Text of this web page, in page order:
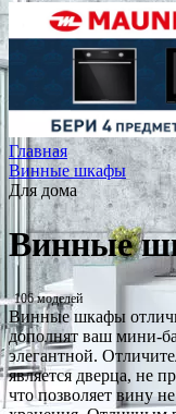
Главная
Винные шкафы
Для дома
Винные
106 моделей
Винные шкафы
дополнят ваш мини-
элегантной.
является дверца, не
что позволяет вину